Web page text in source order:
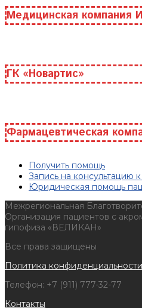
Медицинская компания
ГК «Новартис»
Фармацевтическая
Получить помощь
Запись на консультацию
Юридическая помощь
Межрегиональная
Организация пациентов с
гипофиза «ВЕЛИКАН»
Все права защищены
Политика конфиденциальности
Телефон: +7 (911) 777-32-77
Контакты